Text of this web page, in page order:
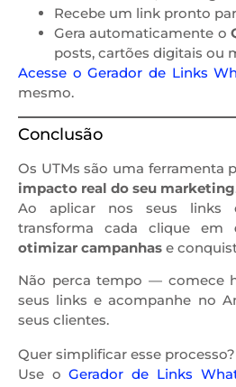
Recebe um link pronto
Gera automaticamente o
posts, cartões digitais ou
Acesse o Gerador de Links
mesmo.
Conclusão
Os UTMs são uma ferramenta
impacto real do seu marketing
Ao aplicar nos seus links
transforma cada clique em
otimizar campanhas e
Não perca tempo — comece
seus links e acompanhe no
seus clientes.
Quer simplificar esse processo?
Use oGerador de Links